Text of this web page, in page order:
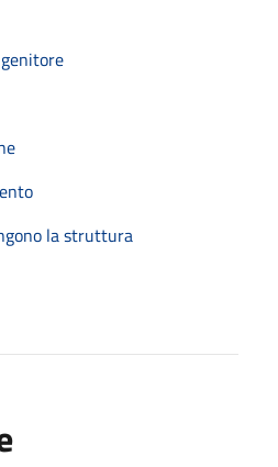
la struttura